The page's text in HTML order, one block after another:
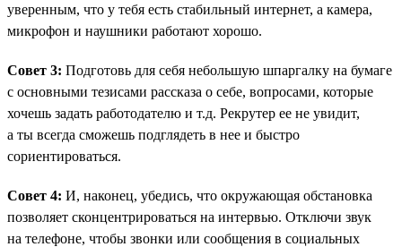
уверенным, что у тебя есть стабильный интернет, а камера,
микрофон и наушники работают хорошо.
Совет 3: Подготовь для себя небольшую шпаргалку на бумаге
с основными тезисами рассказа о себе, вопросами, которые
хочешь задать работодателю и т.д. Рекрутер ее не увидит,
а ты всегда сможешь подглядеть в нее и быстро
сориентироваться.
Совет 4: И, наконец, убедись, что окружающая обстановка
позволяет сконцентрироваться на интервью. Отключи звук
на телефоне, чтобы звонки или сообщения в социальных